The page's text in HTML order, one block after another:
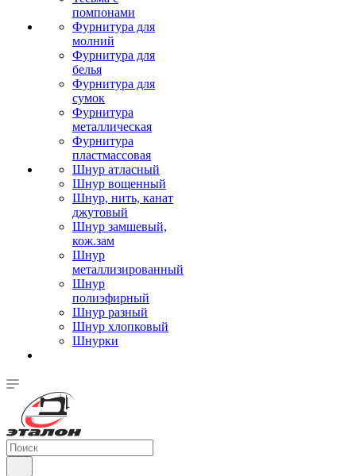
помпонами
Фурнитура для
молний
Фурнитура для
белья
Фурнитура для
сумок
Фурнитура
металлическая
Фурнитура
пластмассовая
Шнур атласный
Шнур вощенный
Шнур, нить, канат
джутовый
Шнур замшевый,
кож.зам
Шнур
металлизированный
Шнур
полиэфирный
Шнур разный
Шнур хлопковый
Шнурки